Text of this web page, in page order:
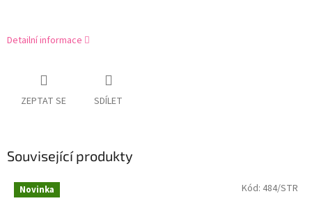
Detailní informace
ZEPTAT SE SDÍLET
Související produkty
Novinka Kód: 484/STR